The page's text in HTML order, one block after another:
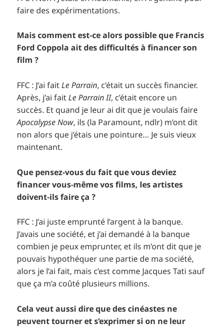
faire des expérimentations.
Mais comment est-ce alors possible que Francis
Ford Coppola ait des difficultés à financer son
film ?
FFC : J’ai faitLe Parrain, c’était un succès financier.
Après, j’ai faitLe Parrain II, c’était encore un
succès. Et quand je leur ai dit que je voulais faire
Apocalypse Now, ils (la Paramount, ndlr) m’ont dit
non alors que j’étais une pointure… Je suis vieux
maintenant.
Que pensez-vous du fait que vous deviez
financer vous-même vos films, les artistes
doivent-ils faire ça ?
FFC : J’ai juste emprunté l’argent à la banque.
J’avais une société, et j’ai demandé à la banque
combien je peux emprunter, et ils m’ont dit que je
pouvais hypothéquer une partie de ma société,
alors je l’ai fait, mais c’est comme Jacques Tati sauf
que ça m’a coûté plusieurs millions.
Cela veut aussi dire que des cinéastes ne
peuvent tourner et s’exprimer si on ne leur